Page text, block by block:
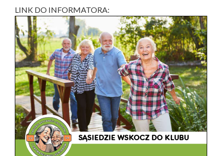
LINK DO INFORMATORA: